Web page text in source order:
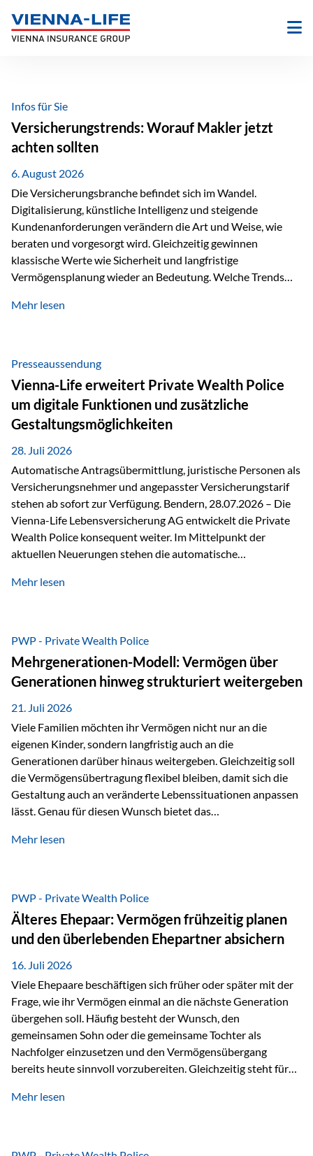
Inhalt
springen
Infos für Sie
Versicherungstrends: Worauf Makler jetzt
achten sollten
6. August 2026
Die Versicherungsbranche befindet sich im Wandel.
Digitalisierung, künstliche Intelligenz und steigende
Kundenanforderungen verändern die Art und Weise, wie
beraten und vorgesorgt wird. Gleichzeitig gewinnen
klassische Werte wie Sicherheit und langfristige
Vermögensplanung wieder an Bedeutung. Welche Trends
Blick behalten? Digitalisierung und KI verändern die
administrative Aufgaben, beschleunigen Abläufe und
schaffen mehr Zeit für das Wesentliche: die persönliche
Beratung. Gerade deshalb wird die individuelle Betreuung
zum entscheidenden Erfolgsfaktor. Technologie kann
unterstützen, Vertrauen entsteht jedoch weiterhin im
persönlichen Gespräch. Bei der Vienna-Life reagieren…
Mehr lesen
Presseaussendung
Vienna-Life erweitert Private Wealth Police
um digitale Funktionen und zusätzliche
Gestaltungsmöglichkeiten
28. Juli 2026
Automatische Antragsübermittlung, juristische Personen als
Versicherungsnehmer und angepasster Versicherungstarif
stehen ab sofort zur Verfügung. Bendern, 28.07.2026 – Die
Vienna-Life Lebensversicherung AG entwickelt die Private
Wealth Police konsequent weiter. Im Mittelpunkt der
aktuellen Neuerungen stehen die automatische
als Versicherungsnehmer einzusetzen, sowie eine
Abwicklung für Vertriebspartner deutlich effizienter
gestaltet. Anträge werden direkt elektronisch übermittelt,
Medienbrüche reduziert und die weitere Bearbeitung
beschleunigt. Ab sofort können auch juristische Personen,
wie Kapitalgesellschaften oder Stiftungen, als
Versicherungsnehmer eingesetzt werden. Damit erweitert
die Vienna-Life die Einsatzmöglichkeiten der Private Wealth
Police insbesondere für…
Mehr lesen
PWP - Private Wealth Police
Mehrgenerationen-Modell: Vermögen über
Generationen hinweg strukturiert weitergeben
21. Juli 2026
Viele Familien möchten ihr Vermögen nicht nur an die
eigenen Kinder, sondern langfristig auch an die
Generationen darüber hinaus weitergeben. Gleichzeitig soll
die Vermögensübertragung flexibel bleiben, damit sich die
Gestaltung auch an veränderte Lebenssituationen anpassen
lässt. Genau für diesen Wunsch bietet das
Vienna-Life eine interessante Lösung. Es ermöglicht,
Ausgangssituation Stellen Sie sich folgende Familie vor: Die
Großeltern haben über viele Jahre Vermögen aufgebaut. Ihr
Wunsch ist es, dieses Vermögen nicht nur den eigenen
Kindern, sondern langfristig auch den Enkeln zukommen zu…
Mehr lesen
PWP - Private Wealth Police
Älteres Ehepaar: Vermögen frühzeitig planen
und den überlebenden Ehepartner absichern
16. Juli 2026
Viele Ehepaare beschäftigen sich früher oder später mit der
Frage, wie ihr Vermögen einmal an die nächste Generation
übergehen soll. Häufig besteht der Wunsch, den
gemeinsamen Sohn oder die gemeinsame Tochter als
Nachfolger einzusetzen und den Vermögensübergang
bereits heute sinnvoll vorzubereiten. Gleichzeitig steht für
passiert, wenn einer der beiden verstirbt? Der überlebende
Vermögen verfügen können. Genau für diese
Mehr lesen